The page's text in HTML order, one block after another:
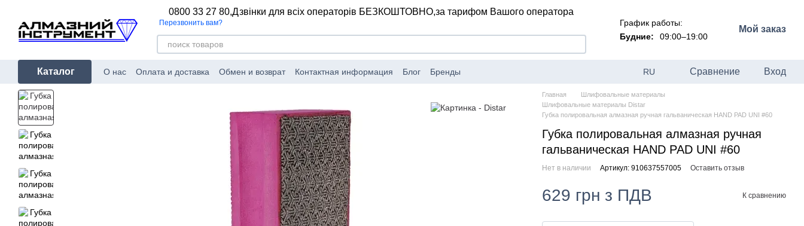
0800 33 27 80,Дзвінки для всіх операторів БЕЗКОШТОВНО,за тарифом Вашого оператора
Перезвонить вам?
График работы:
Будние:
09:00–19:00
Мой заказ
Каталог О нас Оплата и доставка Обмен и возврат Контактная информация Блог Бренды RU Сравнение Вход
Главная
Шлифовальные материалы
Шлифовальные материалы Distar
Губка полировальная алмазная ручная гальваническая HAND PAD UNI #60
Губка полировальная алмазная ручная
гальваническая HAND PAD UNI #60
Нет в наличии Артикул: 910637557005 Оставить отзыв
629 грн з ПДВ К сравнению